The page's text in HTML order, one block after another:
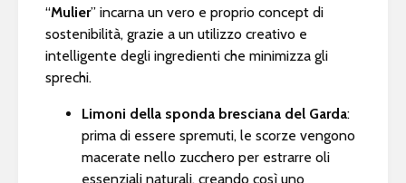
“Mulier” incarna un vero e proprio concept di
sostenibilità, grazie a un utilizzo creativo e
intelligente degli ingredienti che minimizza gli
sprechi.
Limoni della sponda bresciana del Garda:
prima di essere spremuti, le scorze vengono
macerate nello zucchero per estrarre oli
essenziali naturali, creando così uno